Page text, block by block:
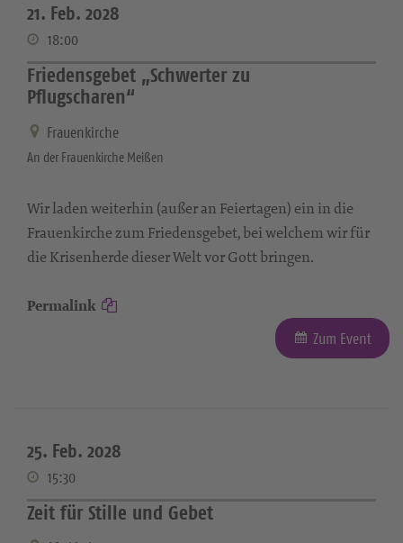
21. Feb. 2028
18:00
Friedensgebet „Schwerter zu
Pflugscharen“
Frauenkirche
An der Frauenkirche Meißen
Wir laden weiterhin (außer an Feiertagen) ein in die
Frauenkirche zum Friedensgebet, bei welchem wir für
die Krisenherde dieser Welt vor Gott bringen.
Permalink
Zum Event
25. Feb. 2028
15:30
Zeit für Stille und Gebet